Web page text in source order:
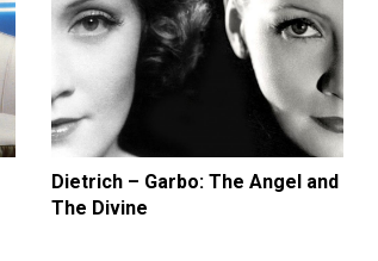
Dietrich – Garbo: The Angel and
The Divine